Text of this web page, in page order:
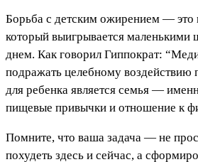
Борьба с детским ожирением — это
который выигрывается маленькими
днем. Как говорил Гиппократ:
подражать целебному
для ребенка является семья —
пищевые привычки и отношение к
Помните, что ваша задача — не
похудеть здесь и сейчас, а